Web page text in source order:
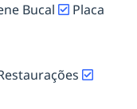
Bucal
Placa